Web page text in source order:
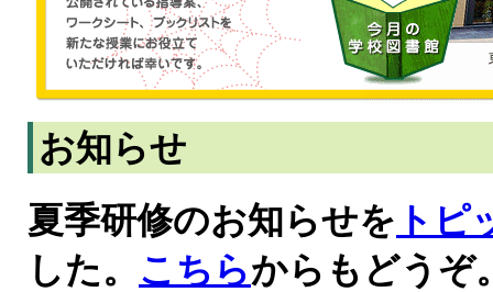
お知らせ
夏季研修のお知らせを トピ
した。 こちらからもどうぞ